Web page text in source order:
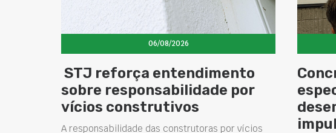
06/08/2026
STJ reforça entendimento
sobre responsabilidade por
vícios construtivos
A responsabilidade das construtoras por vícios